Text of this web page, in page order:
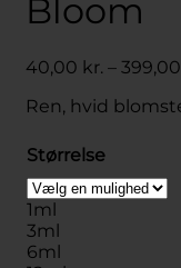
Bloom
40,00 kr. – 399,00
Ren, hvid
Størrelse
1ml
3ml
6ml